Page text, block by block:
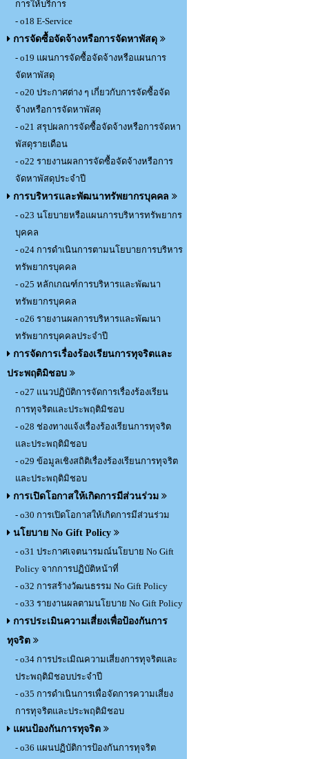
การให้บริการ
- o18 E-Service
การจัดซื้อจัดจ้างหรือการจัดหาพัสดุ
- o19 แผนการจัดซื้อจัดจ้างหรือแผนการ
จัดหาพัสดุ
- o20 ประกาศต่าง ๆ เกี่ยวกับการจัดซื้อจัด
จ้างหรือการจัดหาพัสดุ
- o21 สรุปผลการจัดซื้อจัดจ้างหรือการจัดหา
พัสดุรายเดือน
- o22 รายงานผลการจัดซื้อจัดจ้างหรือการ
จัดหาพัสดุประจำปี
การบริหารและพัฒนาทรัพยากรบุคคล
- o23 นโยบายหรือแผนการบริหารทรัพยากร
บุคคล
- o24 การดำเนินการตามนโยบายการบริหาร
ทรัพยากรบุคคล
- o25 หลักเกณฑ์การบริหารและพัฒนา
ทรัพยากรบุคคล
- o26 รายงานผลการบริหารและพัฒนา
ทรัพยากรบุคคลประจำปี
การจัดการเรื่องร้องเรียนการทุจริตและ
ประพฤติมิชอบ
- o27 แนวปฏิบัติการจัดการเรื่องร้องเรียน
การทุจริตและประพฤติมิชอบ
- o28 ช่องทางแจ้งเรื่องร้องเรียนการทุจริต
และประพฤติมิชอบ
- o29 ข้อมูลเชิงสถิติเรื่องร้องเรียนการทุจริต
และประพฤติมิชอบ
การเปิดโอกาสให้เกิดการมีส่วนร่วม
- o30 การเปิดโอกาสให้เกิดการมีส่วนร่วม
นโยบาย No Gift Policy
- o31 ประกาศเจตนารมณ์นโยบาย No Gift
Policy จากการปฏิบัติหน้าที่
- o32 การสร้างวัฒนธรรม No Gift Policy
- o33 รายงานผลตามนโยบาย No Gift Policy
การประเมินความเสี่ยงเพื่อป้องกันการ
ทุจริต
- o34 การประเมิณความเสี่ยงการทุจริตและ
ประพฤติมิชอบประจำปี
- o35 การดำเนินการเพื่อจัดการความเสี่ยง
การทุจริตและประพฤติมิชอบ
แผนป้องกันการทุจริต
- o36 แผนปฏิบัติการป้องกันการทุจริต